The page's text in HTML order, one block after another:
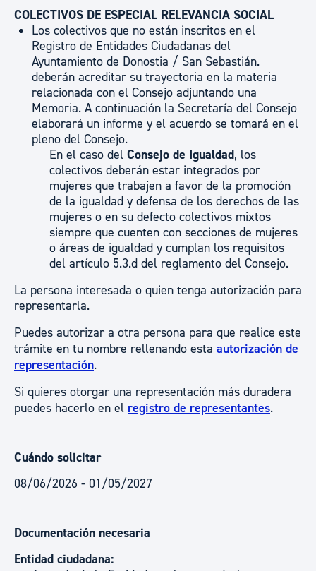
COLECTIVOS DE ESPECIAL RELEVANCIA SOCIAL
Los colectivos que no están inscritos en el
Registro de Entidades Ciudadanas del
Ayuntamiento de Donostia / San Sebastián.
deberán acreditar su trayectoria en la materia
relacionada con el Consejo adjuntando una
Memoria. A continuación la Secretaría del Consejo
elaborará un informe y el acuerdo se tomará en el
pleno del Consejo.
En el caso del Consejo de Igualdad, los
colectivos deberán estar integrados por
mujeres que trabajen a favor de la promoción
de la igualdad y defensa de los derechos de las
mujeres o en su defecto colectivos mixtos
siempre que cuenten con secciones de mujeres
o áreas de igualdad y cumplan los requisitos
del artículo 5.3.d del reglamento del Consejo.
La persona interesada o quien tenga autorización para
representarla.
Puedes autorizar a otra persona para que realice este
trámite en tu nombre rellenando esta autorización de
representación.
Si quieres otorgar una representación más duradera
puedes hacerlo en el registro de representantes.
Cuándo solicitar
08/06/2026 - 01/05/2027
Documentación necesaria
Entidad ciudadana: